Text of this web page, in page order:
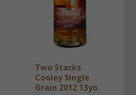
Two Stacks
Cooley Single
Grain 2012 13yo